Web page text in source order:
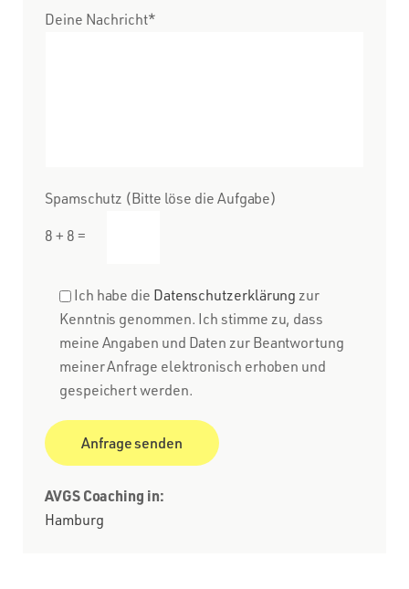
Deine Nachricht*
Spamschutz (Bitte löse die Aufgabe)
8 + 8 =
Ich habe die Datenschutzerklärung zur
Kenntnis genommen. Ich stimme zu, dass
meine Angaben und Daten zur Beantwortung
meiner Anfrage elektronisch erhoben und
gespeichert werden.
AVGS Coaching in:
Hamburg